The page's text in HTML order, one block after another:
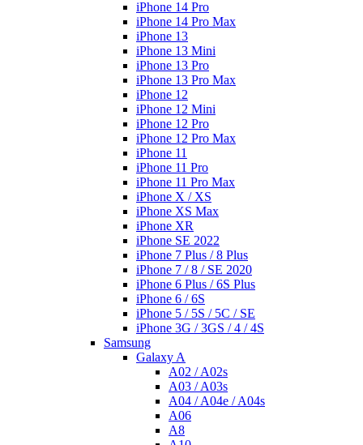
iPhone 14 Pro
iPhone 14 Pro Max
iPhone 13
iPhone 13 Mini
iPhone 13 Pro
iPhone 13 Pro Max
iPhone 12
iPhone 12 Mini
iPhone 12 Pro
iPhone 12 Pro Max
iPhone 11
iPhone 11 Pro
iPhone 11 Pro Max
iPhone X / XS
iPhone XS Max
iPhone XR
iPhone SE 2022
iPhone 7 Plus / 8 Plus
iPhone 7 / 8 / SE 2020
iPhone 6 Plus / 6S Plus
iPhone 6 / 6S
iPhone 5 / 5S / 5C / SE
iPhone 3G / 3GS / 4 / 4S
Samsung
Galaxy A
A02 / A02s
A03 / A03s
A04 / A04e / A04s
A06
A8